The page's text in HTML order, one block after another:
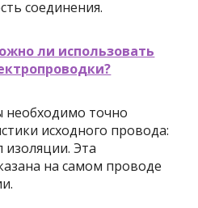
соединения.
ли использовать
необходимо точно
исходного провода:
изоляции. Эта
на самом проводе